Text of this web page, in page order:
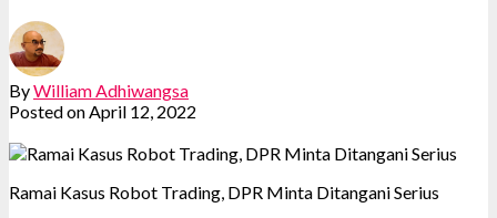
ByWilliam Adhiwangsa
Posted on April 12, 2022
Ramai Kasus Robot Trading, DPR Minta Ditangani Serius